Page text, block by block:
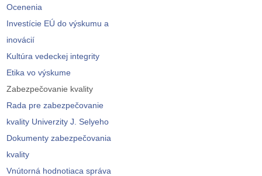
Ocenenia
Investície EÚ do výskumu a
inovácií
Kultúra vedeckej integrity
Etika vo výskume
Zabezpečovanie kvality
Rada pre zabezpečovanie
kvality Univerzity J. Selyeho
Dokumenty zabezpečovania
kvality
Vnútorná hodnotiaca správa